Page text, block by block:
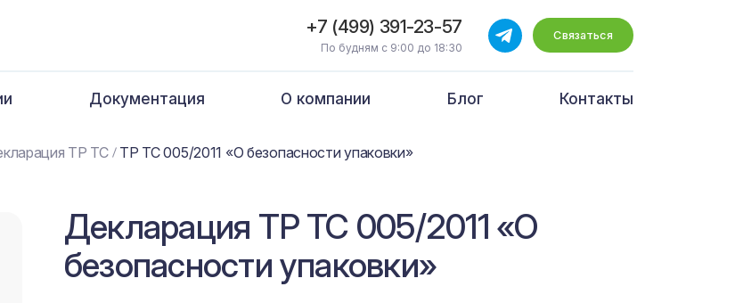
+7 (499) 391-23-57
По будням с 9:00 до 18:30
Связаться
Документация О компании Блог Контакты
ТР ТС ТР ТС 005/2011 «О безопасности упаковки»
Декларация ТР ТС 005/2011 «О
безопасности упаковки»